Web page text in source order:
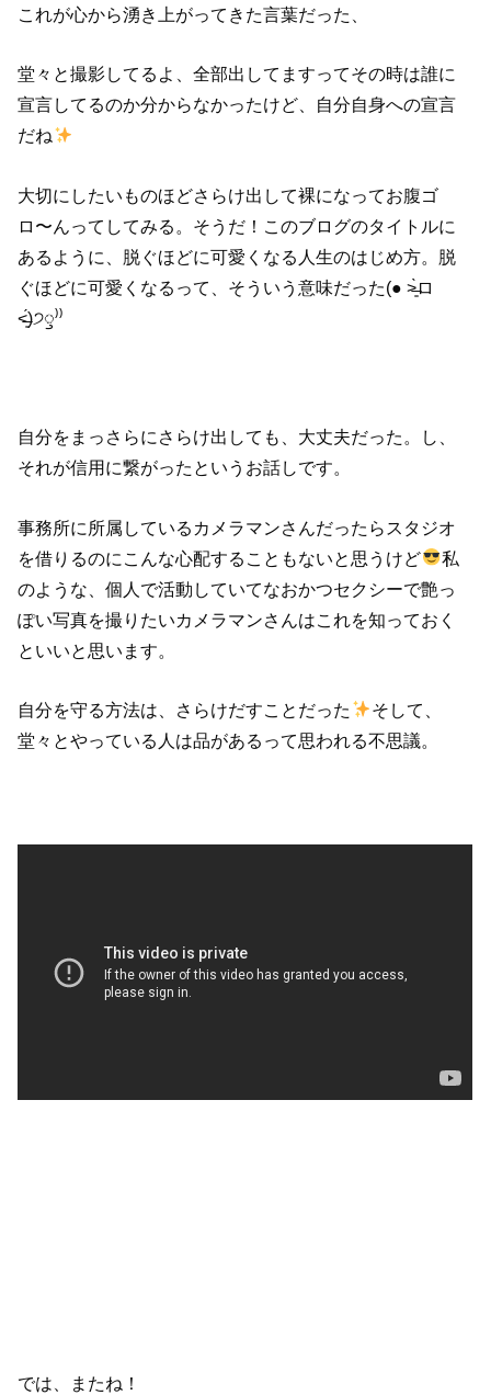
これが心から湧き上がってきた言葉だった、
堂々と撮影してるよ、全部出してますってその時は誰に
宣言してるのか分からなかったけど、自分自身への宣言
だね
大切にしたいものほどさらけ出して裸になってお腹ゴ
ロ〜んってしてみる。そうだ！このブログのタイトルに
あるように、脱ぐほどに可愛くなる人生のはじめ方。脱
ぐほどに可愛くなるって、そういう意味だった(● ˃̶͈̀ロ
˂̶͈́)੭ꠥ⁾⁾
自分をまっさらにさらけ出しても、大丈夫だった。し、
それが信用に繋がったというお話しです。
事務所に所属しているカメラマンさんだったらスタジオ
を借りるのにこんな心配することもないと思うけど
私
のような、個人で活動していてなおかつセクシーで艶っ
ぽい写真を撮りたいカメラマンさんはこれを知っておく
といいと思います。
自分を守る方法は、さらけだすことだった
そして、
堂々とやっている人は品があるって思われる不思議。
では、またね！